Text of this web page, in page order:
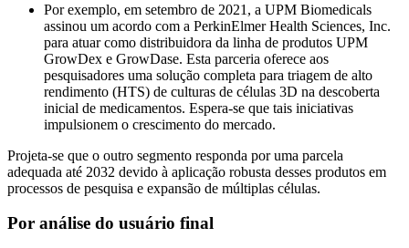
Por exemplo, em setembro de 2021, a UPM Biomedicals
assinou um acordo com a PerkinElmer Health Sciences, Inc.
para atuar como distribuidora da linha de produtos UPM
GrowDex e GrowDase. Esta parceria oferece aos
pesquisadores uma solução completa para triagem de alto
rendimento (HTS) de culturas de células 3D na descoberta
inicial de medicamentos. Espera-se que tais iniciativas
impulsionem o crescimento do mercado.
Projeta-se que o outro segmento responda por uma parcela
adequada até 2032 devido à aplicação robusta desses produtos em
processos de pesquisa e expansão de múltiplas células.
Por análise do usuário final